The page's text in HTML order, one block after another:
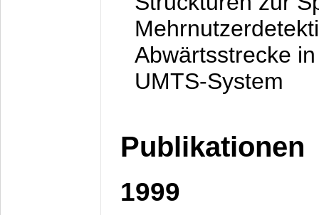
Abwärtsstrecke
UMTS-System
Publikationen
1999